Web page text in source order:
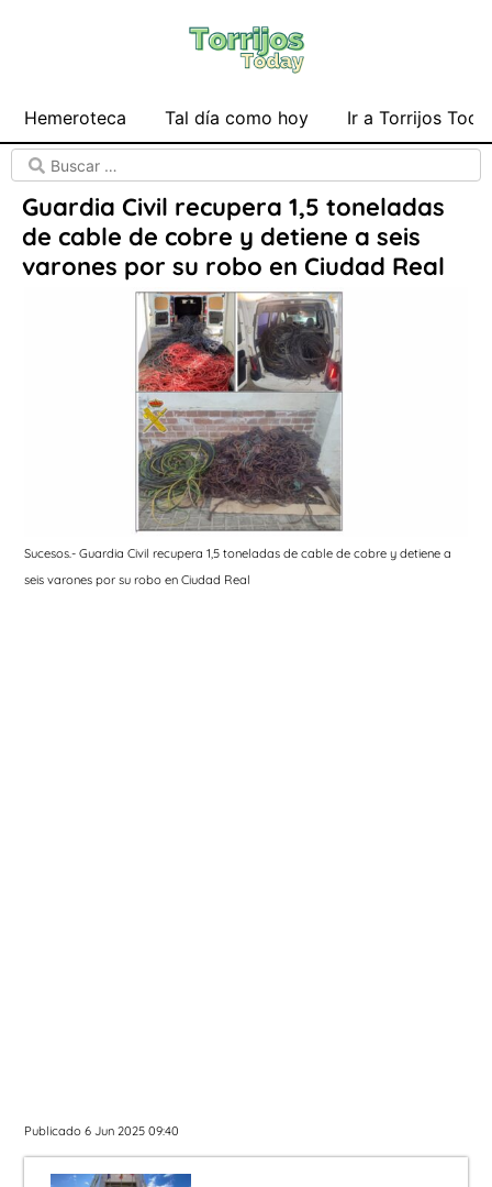
Hemeroteca Tal día como hoy Ir a Torrijos
Guardia Civil recupera 1,5 toneladas
de cable de cobre y detiene a seis
varones por su robo en Ciudad Real
Sucesos.- Guardia Civil recupera 1,5 toneladas de cable de cobre y detiene a
seis varones por su robo en Ciudad Real
Publicado 6 Jun 2025 09:40